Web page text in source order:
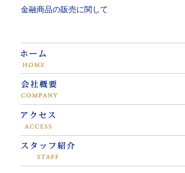
金融商品の販売に関して